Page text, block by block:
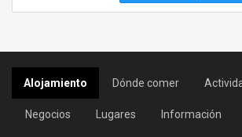
Alojamiento Dónde comer
Negocios Lugares Información